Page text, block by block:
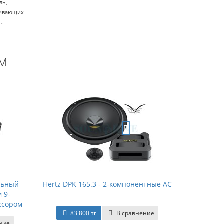
9-
Hertz DPK 165.3 - 2-компонентные АС
83 800 тг В сравнение